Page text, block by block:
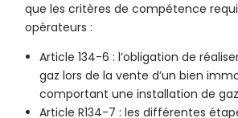
que les critères de compétence
opérateurs :
Article 134-6 : l’obligation de
gaz lors de la vente d’un bien
comportant une installation de
Article R134-7 : les différentes